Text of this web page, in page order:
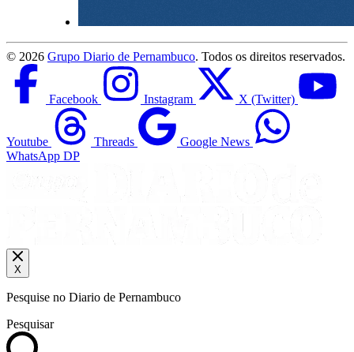
© 2026 Grupo Diario de Pernambuco. Todos os direitos reservados.
Facebook Instagram X (Twitter)
Youtube Threads
Google News
WhatsApp DP
X
Pesquise no Diario de Pernambuco
Pesquisar